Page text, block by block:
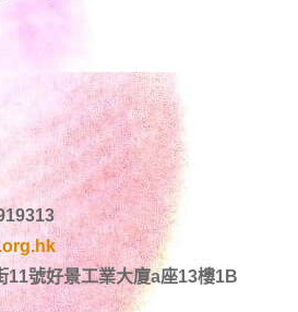
11號好景工業大廈a座13樓1B